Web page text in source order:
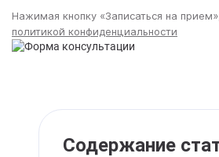
Нажимая кнопку «Записаться на
политикой конфиденциальности
Содержание